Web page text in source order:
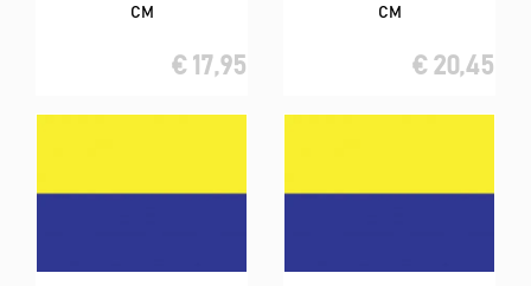
CM
€ 17,95
CM
€ 20,45